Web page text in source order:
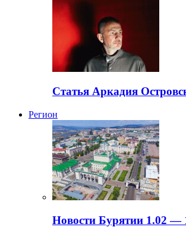
Статья Аркадия
Регион
Новости Бурятии 1.02 —